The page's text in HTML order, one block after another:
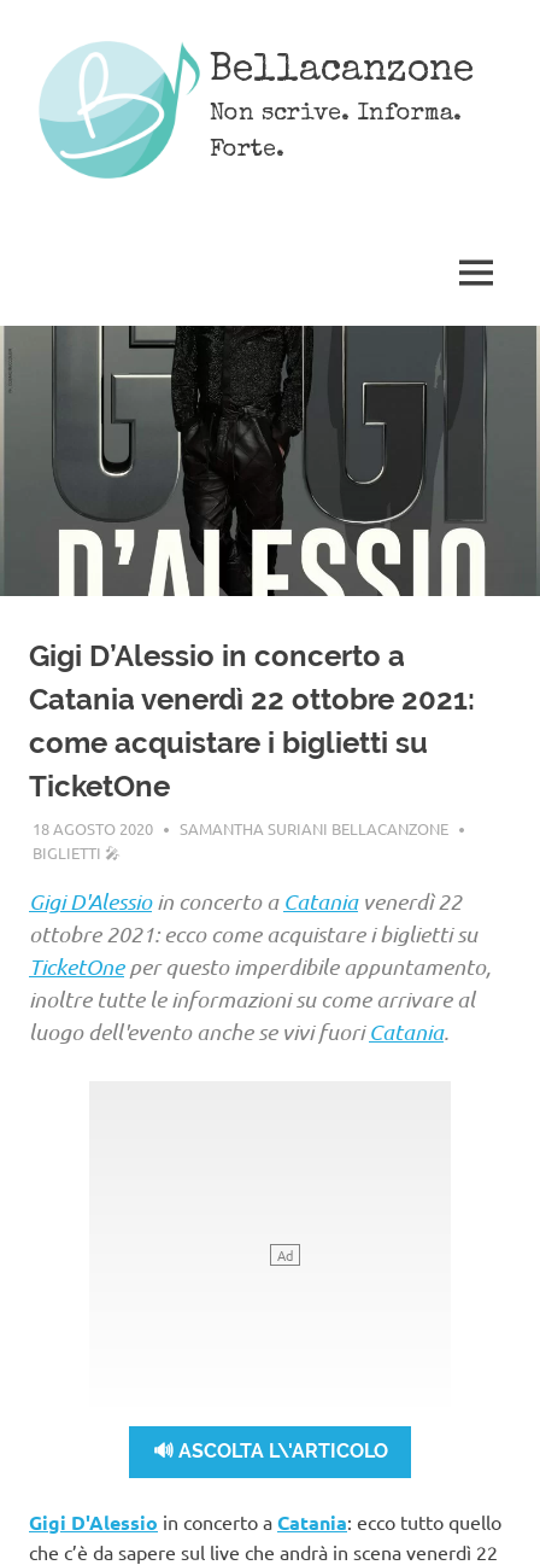
content
Bellacanzone
Non scrive. Informa.
Forte.
MENU
Gigi D’Alessio in concerto a
Catania venerdì 22 ottobre 2021:
come acquistare i biglietti su
TicketOne
18 AGOSTO 2020
SAMANTHA SURIANI BELLACANZONE
BIGLIETTI 🎤
Gigi D'Alessioin concerto a Cataniavenerdì 22
ottobre 2021: ecco come acquistare i biglietti su
TicketOneper questo imperdibile appuntamento,
inoltre tutte le informazioni su come arrivare al
luogo dell'evento anche se vivi fuoriCatania.
🔊 ASCOLTA L\'ARTICOLO
Gigi D'Alessio in concerto a Catania: ecco tutto quello
che c’è da sapere sul live che andrà in scena venerdì 22